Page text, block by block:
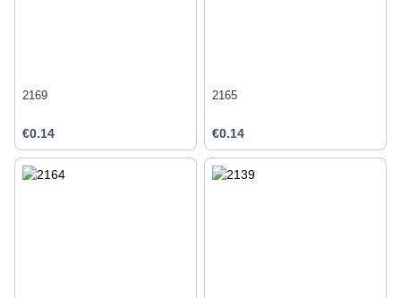
2169
€0.14
2165
€0.14